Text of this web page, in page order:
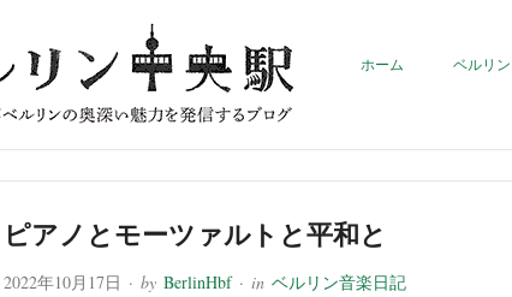
ホーム ベルリン
ピアノとモーツァルトと平和と
2022年10月17日 · by BerlinHbf· in ベルリン音楽日記